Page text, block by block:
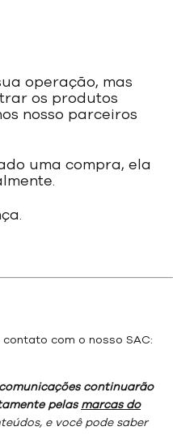
operação, mas
os produtos
nosso parceiros
uma compra, ela
com o nosso SAC:
continuarão
pelas marcas do
e você pode saber